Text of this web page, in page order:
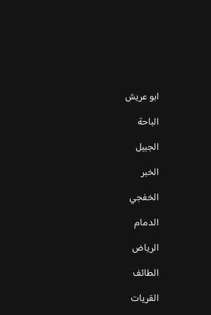
ابو عريش
الباحة
الجبيل
الخبر
الخفجي
الدمام
الرياض
الطائف
القريات